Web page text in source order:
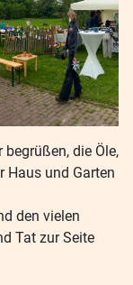
die Öle,
Haus und Garten
den vielen
Tat zur Seite